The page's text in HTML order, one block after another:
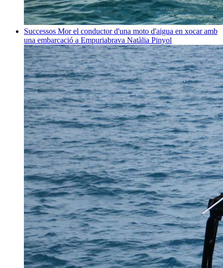
Successos Mor el conductor d'una moto d'aigua en xocar amb
una embarcació a Empuriabrava Natàlia Pinyol